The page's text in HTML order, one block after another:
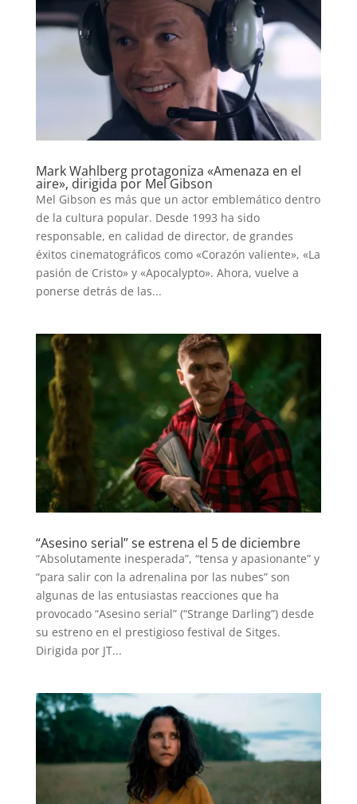
Mark Wahlberg protagoniza «Amenaza en el
aire», dirigida por Mel Gibson
Mel Gibson es más que un actor emblemático dentro
de la cultura popular. Desde 1993 ha sido
responsable, en calidad de director, de grandes
éxitos cinematográficos como «Corazón valiente», «La
pasión de Cristo» y «Apocalypto». Ahora, vuelve a
ponerse detrás de las...
“Asesino serial” se estrena el 5 de diciembre
“Absolutamente inesperada”, “tensa y apasionante” y
“para salir con la adrenalina por las nubes” son
algunas de las entusiastas reacciones que ha
provocado “Asesino serial” (“Strange Darling”) desde
su estreno en el prestigioso festival de Sitges.
Dirigida por JT...